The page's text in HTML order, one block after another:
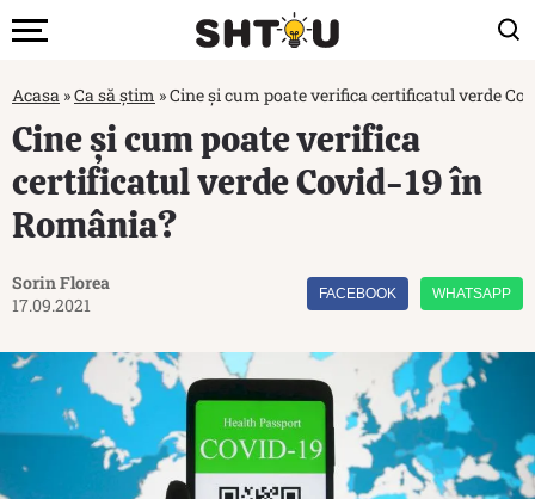
Acasa »Ca să știm »Cine și cum poate verifica certificatul verde
Cine și cum poate verifica
certificatul verde Covid-19 în
România?
Sorin Florea
17.09.2021
FACEBOOK WHATSAPP